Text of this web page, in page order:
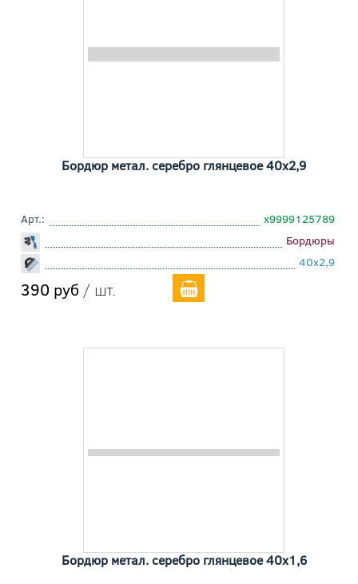
Бордюр метал. серебро глянцевое 40x2,9
Арт.:
х9999125789
Бордюры
40x2,9
390 руб / шт.
Бордюр метал. серебро глянцевое 40x1,6